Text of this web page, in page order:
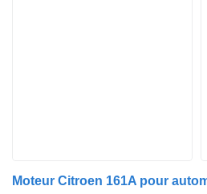
Moteur Citroen 161A pour